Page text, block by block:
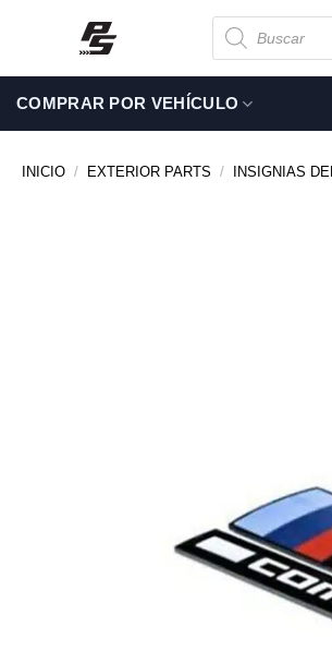
contenido
Búsqueda
de
productos
COMPRAR POR VEHÍCULO
INICIO / EXTERIOR PARTS / INSIGNIAS